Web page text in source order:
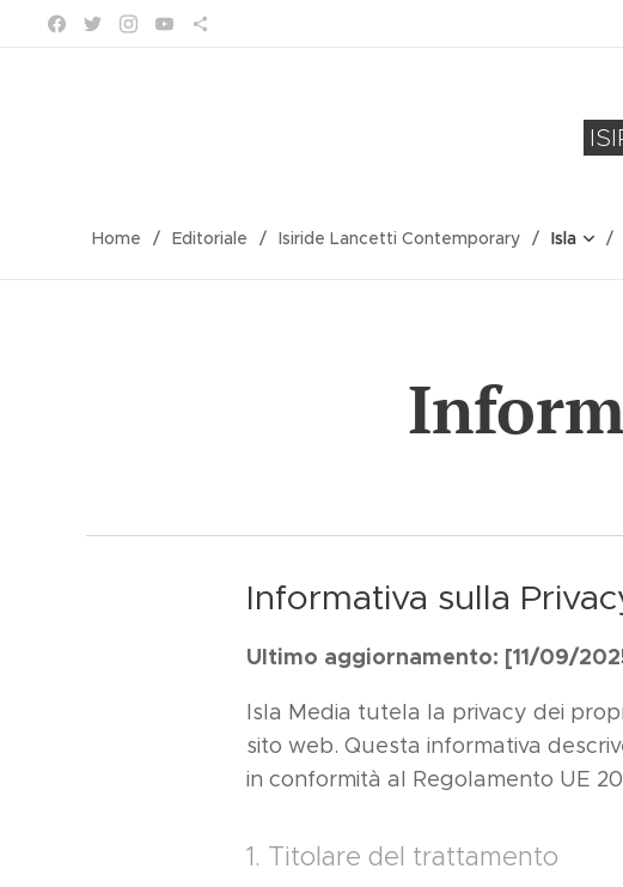
Home Editoriale Isiride Lancetti Contemporary Isla
Informativa sulla
Ultimo aggiornamento: [11/09/
Isla Media tutela la privacy dei
sito web. Questa informativa
in conformità al Regolamento UE
1. Titolare del trattamento